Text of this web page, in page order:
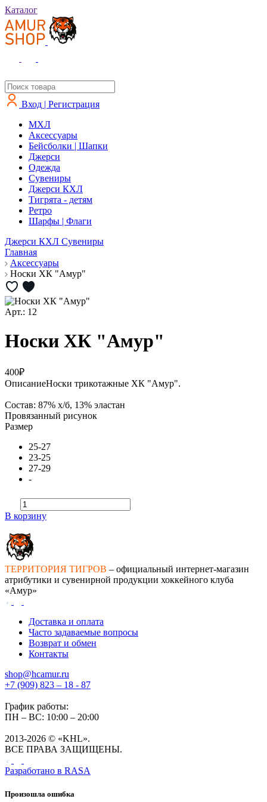
Каталог
Вход | Регистрация
MXЛ
Аксессуары
Бейсболки | Шапки
Джерси
Одежда
Сувениры
Джерси КХЛ
Тигрята - детям
Ретро
Шарфы | Флаги
Джерси КХЛ Сувениры
Главная
Аксессуары
Носки ХК "Амур"
Арт.: 12
Носки ХК "Амур"
400₽
ОписаниеНоски трикотажные ХК "Амур".
Состав: 87% х/б, 13% эластан
Провязанный рисунок
Размер
25-27
23-25
27-29
-
В корзину
ТЕРРИТОРИЯ ТИГРОВ – официальный интернет-магазин
атрибутики и сувенирной продукции хоккейного клуба
«Амур»
Доставка и оплата
Часто задаваемые вопросы
Возврат и обмен
Контакты
shop@hcamur.ru
+7 (909) 823 – 18 - 87
График работы:
ПН – ВС: 10:00 – 20:00
2013-2026 © «KHL».
ВСЕ ПРАВА ЗАЩИЩЕНЫ.
Разработано в RASA
Произошла ошибка